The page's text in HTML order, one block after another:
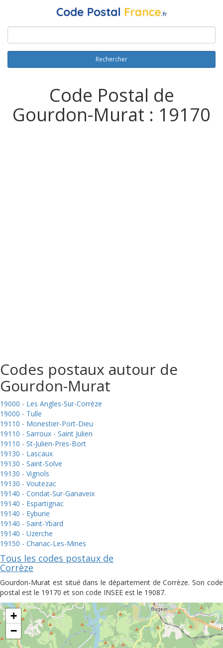
Rechercher
Code Postal de
Gourdon-Murat : 19170
Codes postaux autour de
Gourdon-Murat
19000 - Les Angles-Sur-Corrèze
19000 - Tulle
19110 - Monestier-Port-Dieu
19110 - Sarroux - Saint Julien
19110 - St-Julien-Pres-Bort
19130 - Lascaux
19130 - Saint-Solve
19130 - Vignols
19130 - Voutezac
19140 - Condat-Sur-Ganaveix
19140 - Espartignac
19140 - Eyburie
19140 - Saint-Ybard
19140 - Uzerche
19150 - Chanac-Les-Mines
Tous les codes postaux de
Corrèze
Gourdon-Murat est situé dans le département de Corrèze. Son code
postal est le 19170 et son code INSEE est le 19087.
+
−